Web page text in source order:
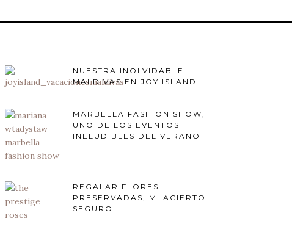
NUESTRA INOLVIDABLE
MALDIVAS EN JOY ISLAND
MARBELLA FASHION SHOW,
UNO DE LOS EVENTOS
INELUDIBLES DEL VERANO
REGALAR FLORES
PRESERVADAS, MI ACIERTO
SEGURO